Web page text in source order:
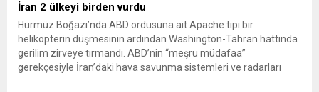
İran 2 ülkeyi birden vurdu
Hürmüz Boğazı’nda ABD ordusuna ait Apache tipi bir
helikopterin düşmesinin ardından Washington-Tahran hattında
gerilim zirveye tırmandı. ABD’nin “meşru müdafaa”
gerekçesiyle İran’daki hava savunma sistemleri ve radarları